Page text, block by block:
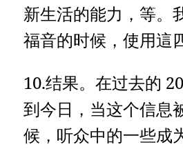
新生活的能力，等。
福音的时候，使用這
10.结果。在过去的
到今日，当这个信息
候，听众中的一些成